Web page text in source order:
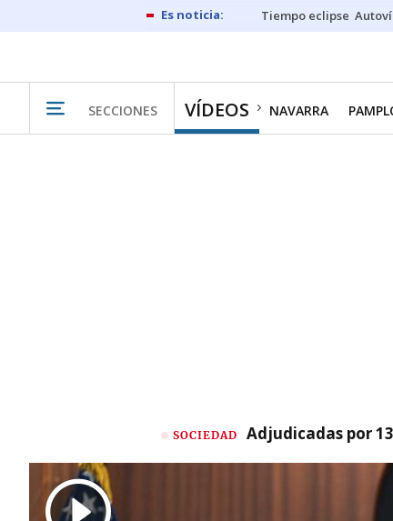
Tiempo eclipse
SECCIONES VÍDEOS NAVARRA
SOCIEDAD Adjudicadas por